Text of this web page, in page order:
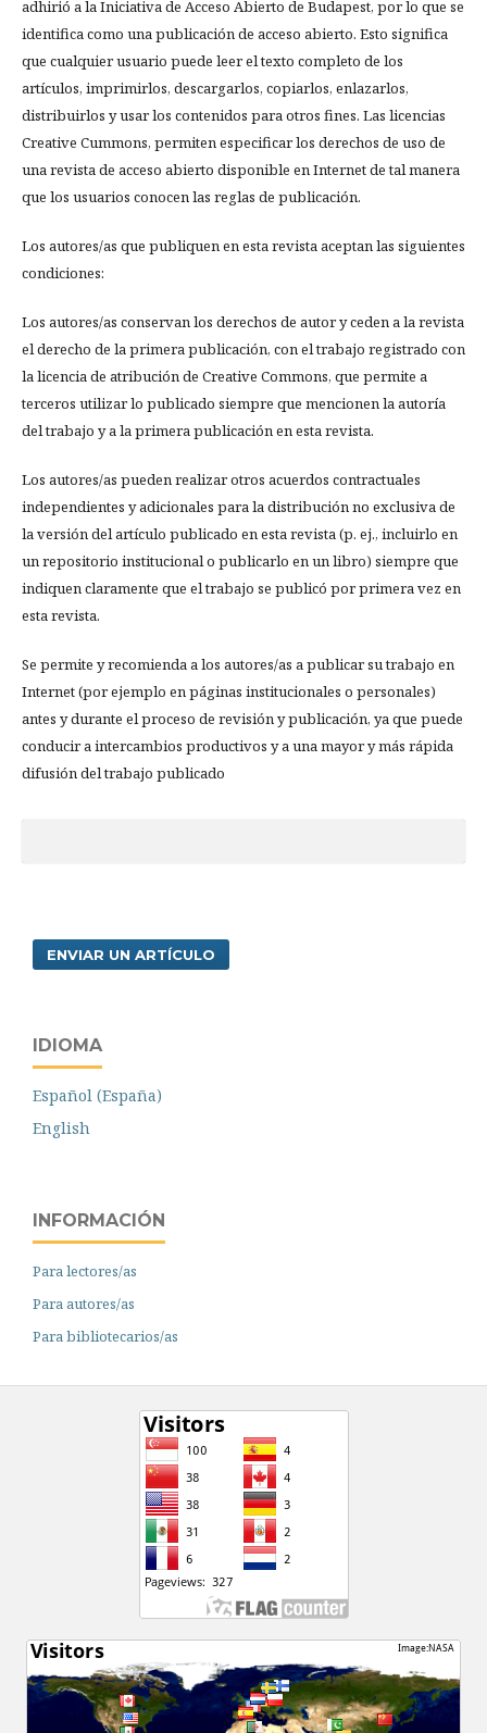
adhirió a la Iniciativa de Acceso Abierto de Budapest, por lo que se
identifica como una publicación de acceso abierto. Esto significa
que cualquier usuario puede leer el texto completo de los
artículos, imprimirlos, descargarlos, copiarlos, enlazarlos,
distribuirlos y usar los contenidos para otros fines. Las licencias
Creative Cummons, permiten especificar los derechos de uso de
una revista de acceso abierto disponible en Internet de tal manera
que los usuarios conocen las reglas de publicación.
Los autores/as que publiquen en esta revista aceptan las siguientes
condiciones:
Los autores/as conservan los derechos de autor y ceden a la revista
el derecho de la primera publicación, con el trabajo registrado con
la licencia de atribución de Creative Commons, que permite a
terceros utilizar lo publicado siempre que mencionen la autoría
del trabajo y a la primera publicación en esta revista.
Los autores/as pueden realizar otros acuerdos contractuales
independientes y adicionales para la distribución no exclusiva de
la versión del artículo publicado en esta revista (p. ej., incluirlo en
un repositorio institucional o publicarlo en un libro) siempre que
indiquen claramente que el trabajo se publicó por primera vez en
esta revista.
Se permite y recomienda a los autores/as a publicar su trabajo en
Internet (por ejemplo en páginas institucionales o personales)
antes y durante el proceso de revisión y publicación, ya que puede
conducir a intercambios productivos y a una mayor y más rápida
difusión del trabajo publicado
ENVIAR UN ARTÍCULO
IDIOMA
Español (España)
English
INFORMACIÓN
Para lectores/as
Para autores/as
Para bibliotecarios/as